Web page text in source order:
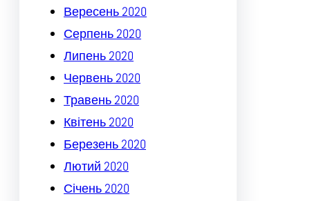
Вересень 2020
Серпень 2020
Липень 2020
Червень 2020
Травень 2020
Квітень 2020
Березень 2020
Лютий 2020
Січень 2020